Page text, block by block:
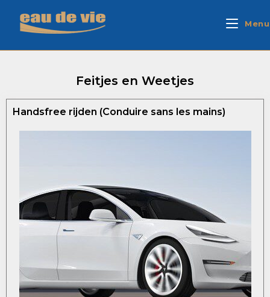
Menu
Feitjes en Weetjes
Handsfree rijden (Conduire sans les mains)